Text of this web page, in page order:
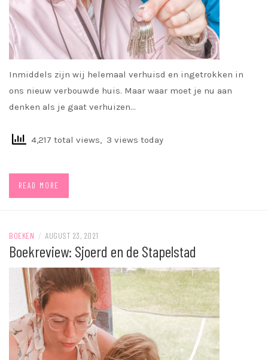
Inmiddels zijn wij helemaal verhuisd en ingetrokken in
ons nieuw verbouwde huis. Maar waar moet je nu aan
denken als je gaat verhuizen…
4,217 total views, 3 views today
READ MORE
BOEKEN / AUGUST 23, 2021
Boekreview: Sjoerd en de Stapelstad